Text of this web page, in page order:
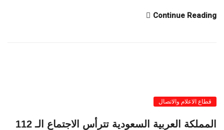
Continue Reading
قطاع الاعلام والاتصال
المملكة العربية السعودية تترأس الاجتماع الـ 112